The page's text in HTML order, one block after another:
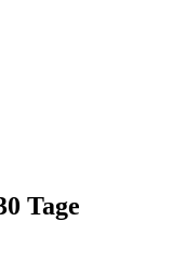
Tage